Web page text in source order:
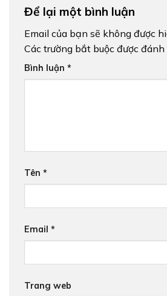
Để lại một bình luận
Email của bạn sẽ không được
Các trường bắt buộc được đánh
Bình luận *
Tên *
Email *
Trang web